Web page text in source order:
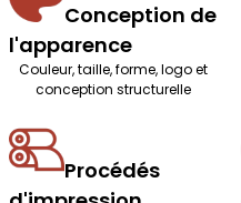
Conception de
l'apparence
Couleur, taille, forme, logo et
conception structurelle
Procédés